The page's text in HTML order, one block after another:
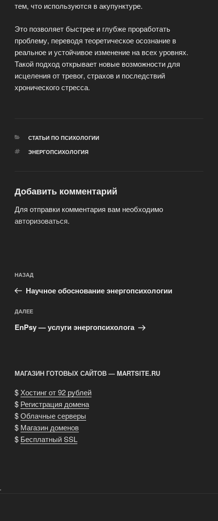
тем, что используются в акупунктуре.
Это позволяет быстрее и глубже проработать
проблему, переводя теоретическое осознание в
реальное и устойчивое изменение на всех уровнях.
Такой подход открывает новые возможности для
исцеления от тревог, страхов и последствий
хронического стресса.
РУБРИКИ
СТАТЬИ ПО ПСИХОЛОГИИ
МЕТКИ
ЭНЕРГОПСИХОЛОГИЯ
Добавить комментарий
Для отправки комментария вам необходимо
авторизоваться.
по
записям
Предыдущая
запись:
НАЗАД
Научное обоснование энергопсихологии
Следующая
запись
ДАЛЕЕ
EnPsy — услуги энергопсихолога
МАГАЗИН ГОТОВЫХ САЙТОВ — MARTSITE.RU
$ Хостинг от 92 рублей
$ Регистрация домена
$Облачные серверы
$ Магазин доменов
$ Бесплатный SSL
.